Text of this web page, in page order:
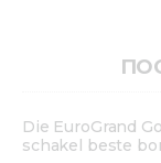
Die EuroGrand
schakel beste